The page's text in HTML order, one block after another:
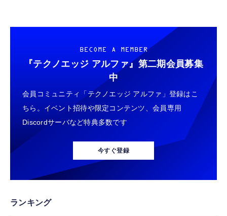
BECOME A MEMBER
『テクノエッジ アルファ』 第二期会員募集
中
会員コミュニティ「テクノエッジ アルファ」登録はこ
ちら。イベント招待や限定コンテンツ、会員専用
Discordサーバなど特典多数です
今すぐ登録
ランキング